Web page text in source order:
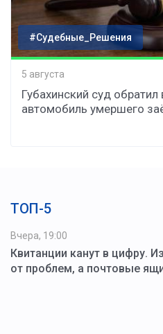
#Судебные_Решения
5 августа
Губахинский суд
автомобиль умершего
ТОП-5
Вчера, 19:00
Квитанции канут в цифру.
от проблем, а почтовые